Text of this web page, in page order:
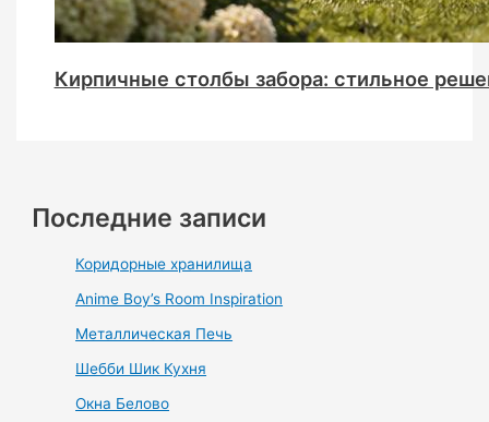
Кирпичные столбы забора: стильное
Последние записи
Коридорные хранилища
Anime Boy’s Room Inspiration
Металлическая Печь
Шебби Шик Кухня
Окна Белово